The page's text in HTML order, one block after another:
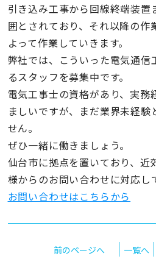
引き込み工事から回線終端装置
囲とされており、それ以降の作
よって作業していきます。
弊社では、こういった電気通信
るスタッフを募集中です。
電気工事士の資格があり、実務
ましいですが、まだ業界未経
せん。
ぜひ一緒に働きましょう。
仙台市に拠点を置いており、近
様からのお問い合わせに対応し
お問い合わせはこちらから
前のページへ 一覧へ